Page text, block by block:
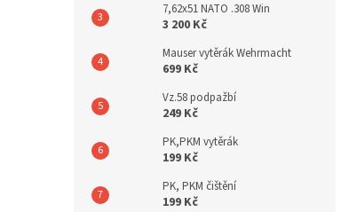
7,62x51 NATO .308 Win
3 200 Kč
Mauser vytěrák Wehrmacht
699 Kč
Vz.58 podpažbí
249 Kč
PK,PKM vytěrák
199 Kč
PK, PKM čištění
199 Kč